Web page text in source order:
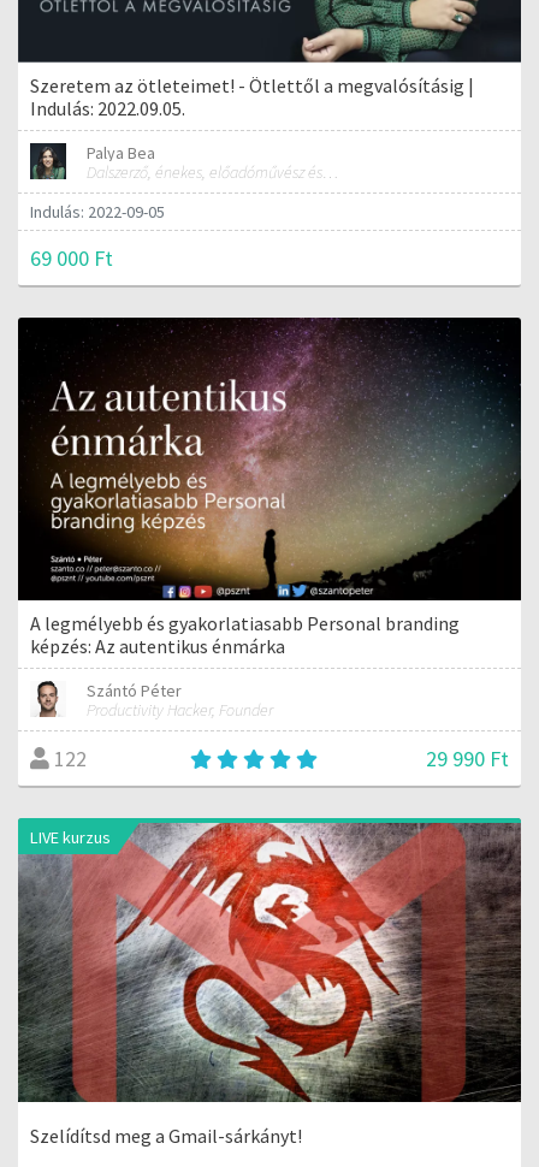
Szeretem az ötleteimet! - Ötlettől a megvalósításig |
Indulás: 2022.09.05.
Palya Bea
Dalszerző, énekes, előadóművész és tréner
Indulás: 2022-09-05
69 000 Ft
A legmélyebb és gyakorlatiasabb Personal branding
képzés: Az autentikus énmárka
Szántó Péter
Productivity Hacker, Founder
122 29 990 Ft
LIVE kurzus
Szelídítsd meg a Gmail-sárkányt!